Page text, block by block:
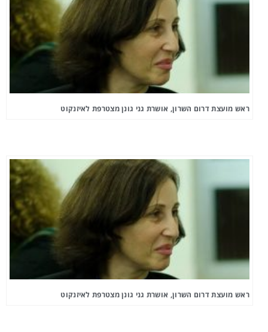
ראש מועצת דרום השרון, אושרת גני גונן מצטרפת לאיזנקוט
ראש מועצת דרום השרון, אושרת גני גונן מצטרפת לאיזנקוט